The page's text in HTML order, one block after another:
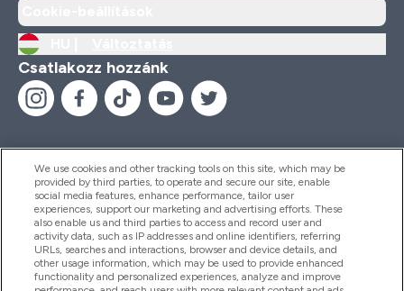
Csatlakozz hozzánk
Segítség És Információ
Termékek
We use cookies and other tracking tools on this site, which may be
provided by third parties, to operate and secure our site, enable
social media features, enhance performance, tailor user
experiences, support our marketing and advertising efforts. These
also enable us and third parties to access and record user and
activity data, such as IP addresses and online identifiers, referring
URLs, searches and interactions, browser and device details, and
other usage information, which may be used to provide enhanced
functionality and personalized experiences, analyze and improve